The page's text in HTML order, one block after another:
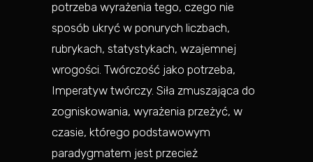
potrzeba wyrażenia tego, czego nie
sposób ukryć w ponurych liczbach,
rubrykach, statystykach, wzajemnej
wrogości. Twórczość jako potrzeba,
Imperatyw twórczy. Siła zmuszająca do
zogniskowania, wyrażenia przeżyć, w
czasie, którego podstawowym
paradygmatem jest przecież